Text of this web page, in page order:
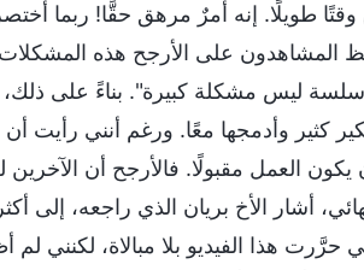
طويلًا. إنه أمرٌ مرهق حقًّا! ربما
المشاهدون على الأرجح هذه المشكلات
سلسة ليس مشكلة كبيرة". بناءً على
كثير وأدمجها معًا. ورغم أنني رأيت
العمل مقبولًا. فالأرجح أن الآخرين
أشار الأخ بريان الذي راجعه، إلى
حرَّرت هذا الفيديو بلا مبالاة،